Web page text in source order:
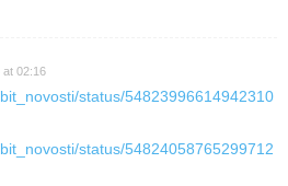
at 02:16
status/54823996614942310
status/54824058765299712